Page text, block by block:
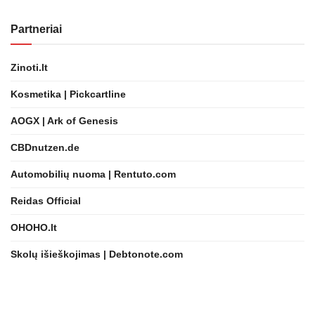
Partneriai
Zinoti.lt
Kosmetika | Pickcartline
AOGX | Ark of Genesis
CBDnutzen.de
Automobilių nuoma | Rentuto.com
Reidas Official
OHOHO.lt
Skolų išieškojimas | Debtonote.com